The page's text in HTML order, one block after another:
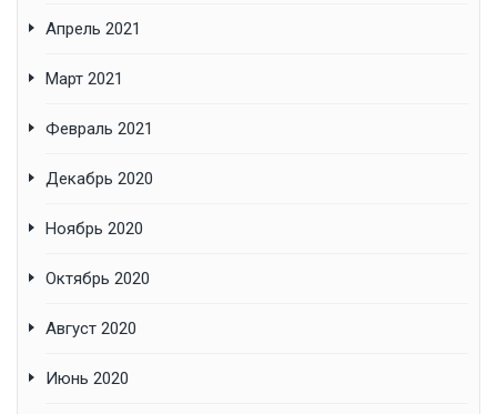
Апрель 2021
Март 2021
Февраль 2021
Декабрь 2020
Ноябрь 2020
Октябрь 2020
Август 2020
Июнь 2020